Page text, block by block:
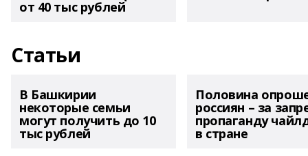
от 40 тыс рублей
Статьи
В Башкирии
некоторые семьи
могут получить до 10
тыс рублей
Половина
россиян – за
пропаганду
в стране